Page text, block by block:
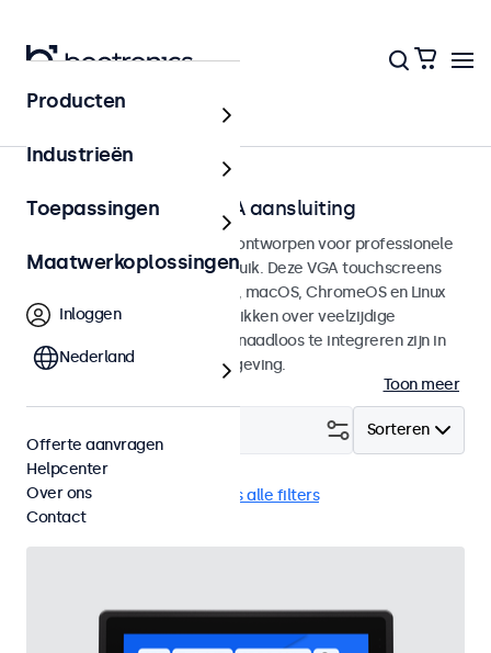
Home
Touchscreens met VGA aansluiting
VGA Touchscreen monitoren ontworpen voor professionele
toepassingen en continu gebruik. Deze VGA touchscreens
zijn compatible met Windows, macOS, ChromeOS en Linux
besturingssystemen en beschikken over veelzijdige
montageopties, waarmee ze naadloos te integreren zijn in
elke applicatie en iedere omgeving.
Toon meer
Sorteren
VGA High-brightness Wis alle filters
Producten
Industrieën
Toepassingen
Maatwerkoplossingen
Inloggen
Nederland
Offerte aanvragen
Helpcenter
Over ons
Contact